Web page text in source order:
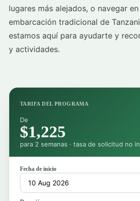
lugares más alejados, o navegar
embarcación tradicional de
estamos aquí para ayudarte y
y actividades.
TARIFA DEL PROGRAMA
De
$1,225
para 2 semanas · tasa de solicitud no
Fecha de inicio